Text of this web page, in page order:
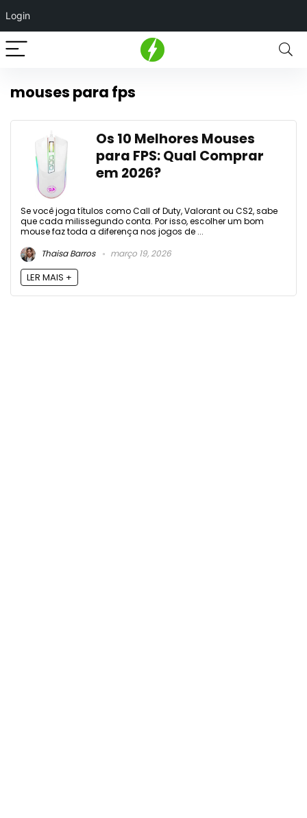
Login
mouses para fps
Os 10 Melhores Mouses
para FPS: Qual Comprar
em 2026?
Se você joga títulos como Call of Duty, Valorant ou CS2, sabe
que cada milissegundo conta. Por isso, escolher um bom
mouse faz toda a diferença nos jogos de ...
Thaisa Barros
março 19, 2026
LER MAIS +